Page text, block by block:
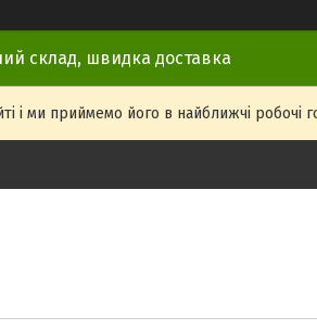
склад, швидка доставка
і ми приймемо його в найближчі робочі